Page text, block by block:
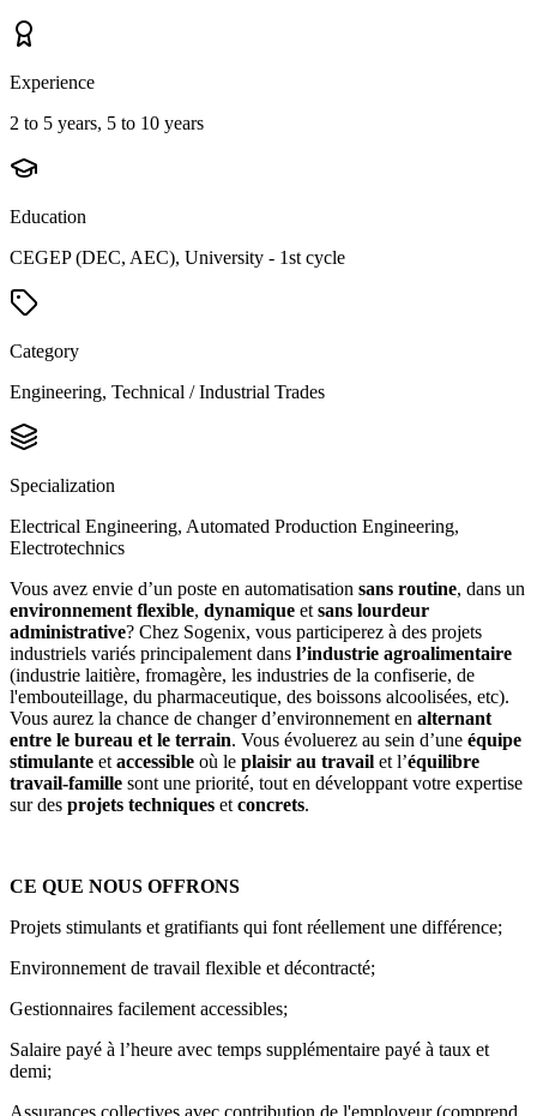
Experience
2 to 5 years, 5 to 10 years
Education
CEGEP (DEC, AEC), University - 1st cycle
Category
Engineering, Technical / Industrial Trades
Specialization
Electrical Engineering, Automated Production Engineering,
Electrotechnics
Vous avez envie d’un poste en automatisation sans routine, dans un
environnement flexible, dynamique et sans lourdeur
administrative? Chez Sogenix, vous participerez à des projets
industriels variés principalement dans l’industrie agroalimentaire
(industrie laitière, fromagère, les industries de la confiserie, de
l'embouteillage, du pharmaceutique, des boissons alcoolisées, etc).
Vous aurez la chance de changer d’environnement en alternant
entre le bureau et le terrain. Vous évoluerez au sein d’une équipe
stimulante et accessible où le plaisir au travail et l’équilibre
travail-famille sont une priorité, tout en développant votre expertise
sur des projets techniques et concrets.
CE QUE NOUS OFFRONS
Projets stimulants et gratifiants qui font réellement une différence;
Environnement de travail flexible et décontracté;
Gestionnaires facilement accessibles;
Salaire payé à l’heure avec temps supplémentaire payé à taux et
demi;
Assurances collectives avec contribution de l'employeur (comprend